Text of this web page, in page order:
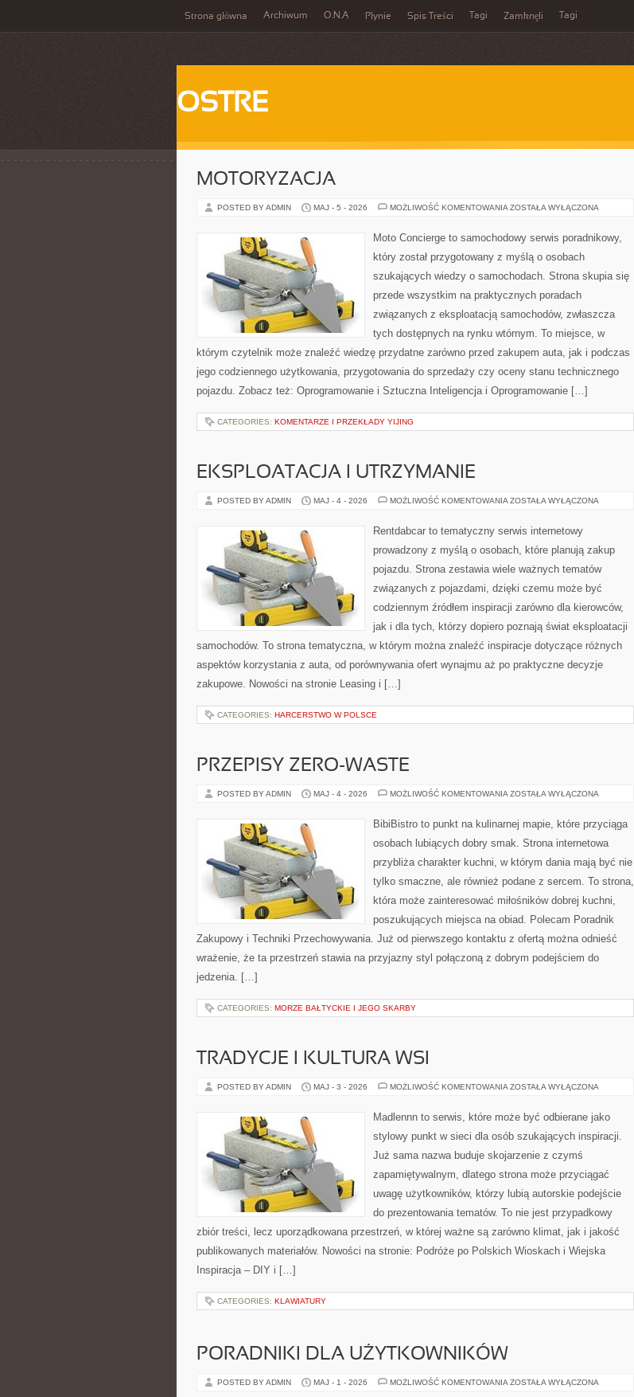
Strona główna Archiwum O.N.A Płynie Spis Treści Tagi Zamknęli Tagi
OSTRE
MOTORYZACJA
POSTED BY ADMIN MAJ - 5 - 2026 MOŻLIWOŚĆ KOMENTOWANIA MOTORYZACJA
ZOSTAŁA WYŁĄCZONA
Moto Concierge to samochodowy serwis poradnikowy,
który został przygotowany z myślą o osobach
szukających wiedzy o samochodach. Strona skupia się
przede wszystkim na praktycznych poradach
związanych z eksploatacją samochodów, zwłaszcza
tych dostępnych na rynku wtórnym. To miejsce, w
którym czytelnik może znaleźć wiedzę przydatne zarówno przed zakupem auta, jak i podczas
jego codziennego użytkowania, przygotowania do sprzedaży czy oceny stanu technicznego
pojazdu. Zobacz też: Oprogramowanie i Sztuczna Inteligencja i Oprogramowanie […]
CATEGORIES: KOMENTARZE I PRZEKŁADY YIJING
EKSPLOATACJA I UTRZYMANIE
POSTED BY ADMIN MAJ - 4 - 2026 MOŻLIWOŚĆ KOMENTOWANIA EKSPLOATACJA
ZOSTAŁA WYŁĄCZONA
Rentdabcar to tematyczny serwis internetowy
prowadzony z myślą o osobach, które planują zakup
pojazdu. Strona zestawia wiele ważnych tematów
związanych z pojazdami, dzięki czemu może być
codziennym źródłem inspiracji zarówno dla kierowców,
jak i dla tych, którzy dopiero poznają świat eksploatacji
samochodów. To strona tematyczna, w którym można znaleźć inspiracje dotyczące różnych
aspektów korzystania z auta, od porównywania ofert wynajmu aż po praktyczne decyzje
zakupowe. Nowości na stronie Leasing i […]
CATEGORIES: HARCERSTWO W POLSCE
PRZEPISY ZERO-WASTE
POSTED BY ADMIN MAJ - 4 - 2026 MOŻLIWOŚĆ KOMENTOWANIA PRZEPISY
ZOSTAŁA WYŁĄCZONA
BibiBistro to punkt na kulinarnej mapie, które przyciąga
osobach lubiących dobry smak. Strona internetowa
przybliża charakter kuchni, w którym dania mają być nie
tylko smaczne, ale również podane z sercem. To strona,
która może zainteresować miłośników dobrej kuchni,
poszukujących miejsca na obiad. Polecam Poradnik
Zakupowy i Techniki Przechowywania. Już od pierwszego kontaktu z ofertą można odnieść
wrażenie, że ta przestrzeń stawia na przyjazny styl połączoną z dobrym podejściem do
jedzenia. […]
CATEGORIES: MORZE BAŁTYCKIE I JEGO SKARBY
TRADYCJE I KULTURA WSI
POSTED BY ADMIN MAJ - 3 - 2026 MOŻLIWOŚĆ KOMENTOWANIA TRADYCJE
WSI
ZOSTAŁA WYŁĄCZONA
Madlennn to serwis, które może być odbierane jako
stylowy punkt w sieci dla osób szukających inspiracji.
Już sama nazwa buduje skojarzenie z czymś
zapamiętywalnym, dlatego strona może przyciągać
uwagę użytkowników, którzy lubią autorskie podejście
do prezentowania tematów. To nie jest przypadkowy
zbiór treści, lecz uporządkowana przestrzeń, w której ważne są zarówno klimat, jak i jakość
publikowanych materiałów. Nowości na stronie: Podróże po Polskich Wioskach i Wiejska
Inspiracja – DIY i […]
CATEGORIES: KLAWIATURY
PORADNIKI DLA UŻYTKOWNIKÓW
POSTED BY ADMIN MAJ - 1 - 2026 MOŻLIWOŚĆ KOMENTOWANIA PORADNIKI
ZOSTAŁA WYŁĄCZONA